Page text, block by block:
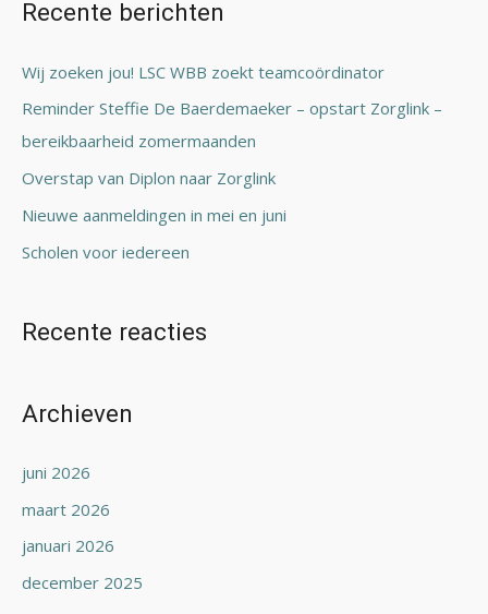
k
:
Recente berichten
Wij zoeken jou! LSC WBB zoekt teamcoördinator
Reminder Steffie De Baerdemaeker – opstart Zorglink –
bereikbaarheid zomermaanden
Overstap van Diplon naar Zorglink
Nieuwe aanmeldingen in mei en juni
Scholen voor iedereen
Recente reacties
Archieven
juni 2026
maart 2026
januari 2026
december 2025